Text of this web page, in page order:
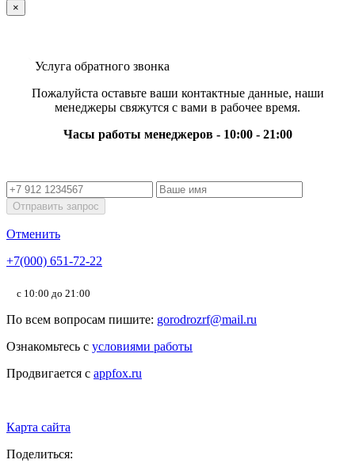
×
Услуга обратного звонка
Пожалуйста оставьте ваши контактные данные, наши
менеджеры свяжутся с вами в рабочее время.
Часы работы менеджеров - 10:00 - 21:00
Отправить запрос
Отменить
+7(000) 651-72-22
с 10:00 до 21:00
По всем вопросам пишите: gorodrozrf@mail.ru
Ознакомьтесь с условиями работы
Продвигается с appfox.ru
Карта сайта
Поделиться: